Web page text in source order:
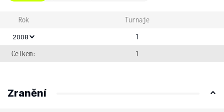
Rok Turnaje
2008
1
Celkem:
1
Zranění